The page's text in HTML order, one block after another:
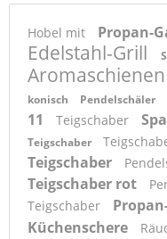
Hobel mit Propan-
Edelstahl-Grill
Aromaschienen
konisch
Pendelschäler
11
Teigschaber
Teigschaber
Teigschaber
Teigschaber rot
Teigschaber
Küchenschere